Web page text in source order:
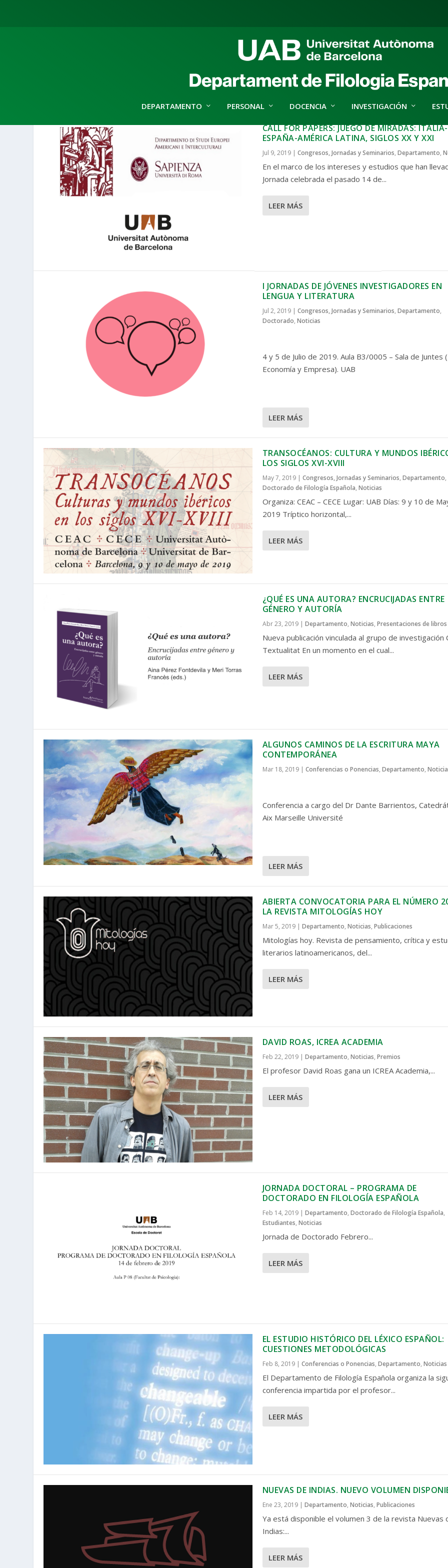
DEPARTAMENTO PERSONAL DOCENCIA INVESTIGACIÓN
CALL FOR PAPERS: JUEGO DE MIRADAS: ITALIA-
ESPAÑA-AMÉRICA LATINA, SIGLOS XX Y XXI
Jul 9, 2019| Congresos, Jornadas y Seminarios, Departamento,
En el marco de los intereses y estudios que han
Jornada celebrada el pasado 14 de...
LEER MÁS
I JORNADAS DE JÓVENES INVESTIGADORES EN
LENGUA Y LITERATURA
Jul 2, 2019| Congresos, Jornadas y Seminarios, Departamento,
Doctorado, Noticias
4 y 5 de Julio de 2019. Aula B3/0005 – Sala de Juntes
Economía y Empresa). UAB
LEER MÁS
TRANSOCÉANOS: CULTURA Y MUNDOS
LOS SIGLOS XVI-XVIII
May 7, 2019| Congresos, Jornadas y Seminarios, Departamento,
Doctorado de Filología Española, Noticias
Organiza: CEAC – CECE Lugar: UAB Días: 9 y 10 de
2019 Tríptico horizontal,...
LEER MÁS
¿QUÉ ES UNA AUTORA? ENCRUCIJADAS ENTRE
GÉNERO Y AUTORÍA
Abr 23, 2019| Departamento, Noticias, Presentaciones de libros
Nueva publicación vinculada al grupo de investigación
Textualitat En un momento en el cual...
LEER MÁS
ALGUNOS CAMINOS DE LA ESCRITURA MAYA
CONTEMPORÁNEA
Mar 18, 2019| Conferencias o Ponencias, Departamento,
Conferencia a cargo del Dr Dante Barrientos,
Aix Marseille Université
LEER MÁS
ABIERTA CONVOCATORIA PARA EL NÚMERO
LA REVISTA MITOLOGÍAS HOY
Mar 5, 2019| Departamento, Noticias, Publicaciones
Mitologías hoy. Revista de pensamiento, crítica y
literarios latinoamericanos, del...
LEER MÁS
DAVID ROAS, ICREA ACADEMIA
Feb 22, 2019| Departamento, Noticias, Premios
El profesor David Roas gana un ICREA Academia,...
LEER MÁS
JORNADA DOCTORAL – PROGRAMA DE
DOCTORADO EN FILOLOGÍA ESPAÑOLA
Feb 14, 2019| Departamento, Doctorado de Filología Española,
Estudiantes, Noticias
Jornada de Doctorado Febrero...
LEER MÁS
EL ESTUDIO HISTÓRICO DEL LÉXICO ESPAÑOL:
CUESTIONES METODOLÓGICAS
Feb 8, 2019| Conferencias o Ponencias, Departamento, Noticias
El Departamento de Filología Española organiza la
conferencia impartida por el profesor...
LEER MÁS
NUEVAS DE INDIAS. NUEVO VOLUMEN
Ene 23, 2019| Departamento, Noticias, Publicaciones
Ya está disponible el volumen 3 de la revista Nuevas
Indias:...
LEER MÁS